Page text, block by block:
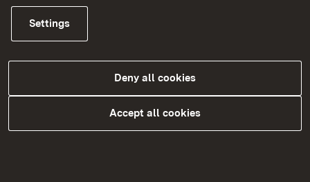
İyi Durum Belgesi sunmam gerekiyor mu?
Özgeçmişim nasıl gönderilmelidir?
Gönderdiğim belgeleri daha sonra geri
Sağlık mesleği eğitiminin tamamlandığına
dair belgeleri ibraz edemezsem ne
Settings
Deny all cookies
Accept all cookies